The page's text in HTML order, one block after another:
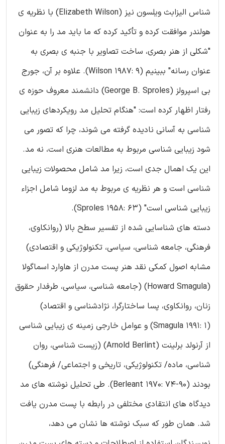
شناس الیزابث ویلسون نیز (Elizabeth Wilson) با نظریه ی
هولندر موافقت کرده و تأکید کرده که ما باید مد را به عنوان
"شکلی از هنر بصری، ساخت تصاویر با جنبه ی بصری به
عنوان رسانه" ببینیم (Wilson 1987: 9). علاوه بر آن، جورج
بی اسپرولز (George B. Sproles) دانشمند معروف حوزه ی
رفتار اظهار کرده است: "هنگام تحلیل مد رویکردهای زیبایی
شناسی به آسانی نادیده گرفته می شوند، چرا که تصور می
شود زیبایی شناسی مربوط به مطالعات هنری است، نه مد.
این یک اهمال جدی است، زیرا مد شامل محصولات زیبایی
شناسی است و هر نظریه ی مربوط به مد لزوما شامل اجزاء
زیبایی شناسی است" (Sproles 1958: 63).
دسته های شناسایی شده از تفسیر سطح بالا (روانکاوی،
فرهنگی، جامعه شناسی، سیاسی، تکنولوژیکی و اقتصادی)
مشابه اصول کمکی نقد هنر پست مدرن از هاوارد اسماگولا
(Howard Smagula) (جامعه شناسی، سیاسی، طرفدار حقوق
زنان، روانکاوی، پسا ساختارگرا، نژادشناسی و اقتصاد)
(Smagula 1991: 1) و عوامل خارجی زمینه ی زیبایی شناسی
از آرنولد برلینت (Arnold Berlint) (زیست شناسی، روان
شناسی، ماده/ تکنولوژیکی، تاریخی و اجتماعی/ فرهنگی)
بودند (Berleant 1970: 74-90). طی تحلیل نوشته های مد
دیدگاه های انتقادی مختلفی در رابطه با پست مدرن یافت
شد. همان طور که سبک نوشته ها نشان می دهد،